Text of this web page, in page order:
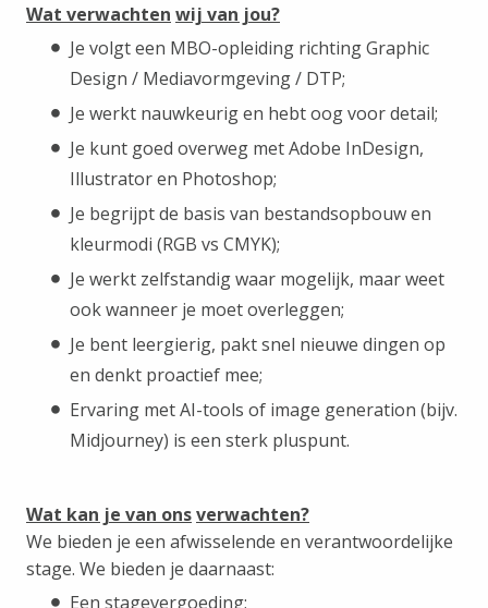
Wat verwachten wij van jou?
Je volgt een MBO-opleiding richting Graphic
Design / Mediavormgeving / DTP;
Je werkt nauwkeurig en hebt oog voor detail;
Je kunt goed overweg met Adobe InDesign,
Illustrator en Photoshop;
Je begrijpt de basis van bestandsopbouw en
kleurmodi (RGB vs CMYK);
Je werkt zelfstandig waar mogelijk, maar weet
ook wanneer je moet overleggen;
Je bent leergierig, pakt snel nieuwe dingen op
en denkt proactief mee;
Ervaring met AI-tools of image generation (bijv.
Midjourney) is een sterk pluspunt.
Wat kan je van onsverwachten?
We bieden je een afwisselende en verantwoordelijke
stage. We bieden je daarnaast:
Een stagevergoeding;